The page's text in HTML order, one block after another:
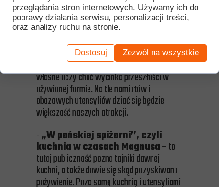
Stanowiska:
Diorama obozowiska– nic tak nie
przemawia do wyobraźni jak zobaczenie na
własne oczy choć wycinka przeszłości w
ożywionej formie. Na tle namiotów i
obozowych utensyliów dziać się będzie
większość naszych atrakcji.
-„W pańskiej spiżarni”, czyli
kuchnia w czasach Magnusa– to
tutaj publiczność pozna tajniki dawnej
kuchni, a także dowie się skąd pozyskiwano
pożywienie. Poza samą kuchnią i utensyliami
przeglądania stron internetowych. Używamy ich do
poprawy działania serwisu, personalizacji treści,
oraz analizy ruchu na stronie.
Dostosuj Zezwól na wszystkie